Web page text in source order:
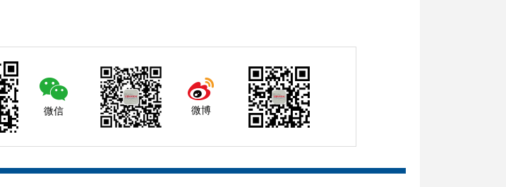
微信 微博